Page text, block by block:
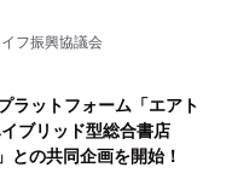
フ振興協議会
ラットフォーム「エアト
ブリッド型総合書店
との共同企画を開始！